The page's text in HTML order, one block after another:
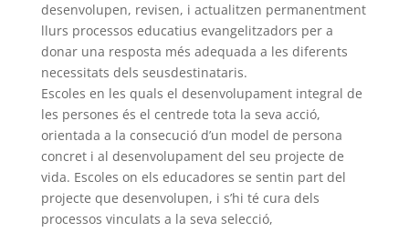
desenvolupen, revisen, i actualitzen permanentment
llurs processos educatius evangelitzadors per a
donar una resposta més adequada a les diferents
necessitats dels seusdestinataris.
Escoles en les quals el desenvolupament integral de
les persones és el centrede tota la seva acció,
orientada a la consecució d’un model de persona
concret i al desenvolupament del seu projecte de
vida. Escoles on els educadores se sentin part del
projecte que desenvolupen, i s’hi té cura dels
processos vinculats a la seva selecció,